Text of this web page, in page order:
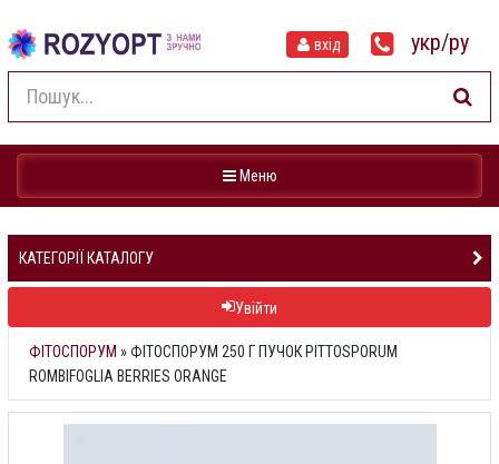
вхід укр/ру
Навігація
Меню
КАТЕГОРІЇ КАТАЛОГУ
Увійти
ФІТОСПОРУМ »ФІТОСПОРУМ 250 Г ПУЧОК PITTOSPORUM
ROMBIFOGLIA BERRIES ORANGE